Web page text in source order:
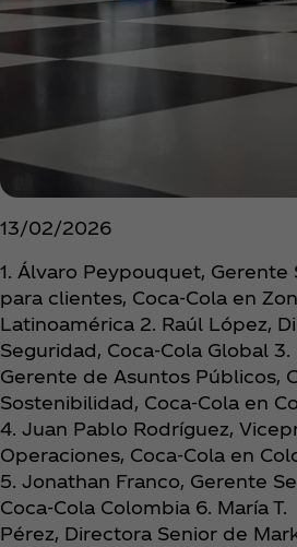
13/02/2026
1. Álvaro Peypouquet,
para clientes, Coca‑Cola en
Latinoamérica 2. Raúl López,
Seguridad, Coca‑Cola Global
Gerente de Asuntos Públicos,
Sostenibilidad, Coca‑Cola en
4. Juan Pablo Rodríguez,
Operaciones, Coca‑Cola en
5. Jonathan Franco, Gerente
Coca‑Cola Colombia 6. María T.
Pérez, Directora Senior de